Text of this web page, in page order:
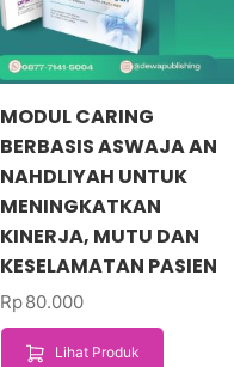
MODUL CARING
BERBASIS ASWAJA AN
NAHDLIYAH UNTUK
MENINGKATKAN
KINERJA, MUTU DAN
KESELAMATAN PASIEN
Rp80.000
Lihat Produk